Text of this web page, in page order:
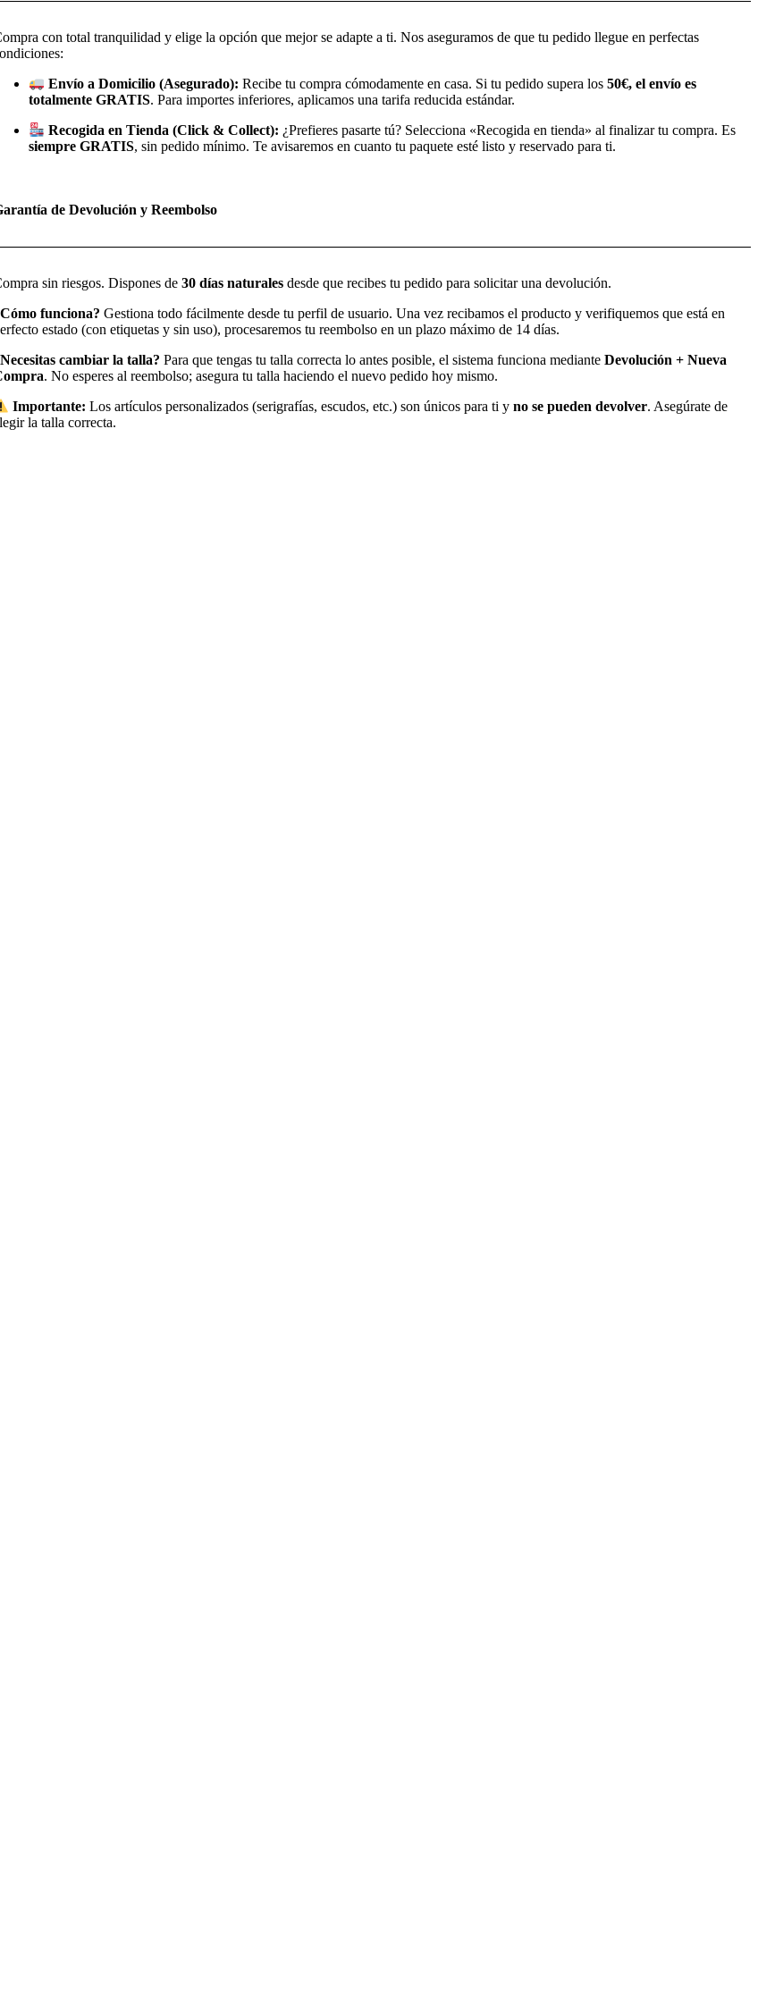
con total tranquilidad y elige la opción que mejor se adapte a ti. Nos aseguramos de que tu pedido llegue en perfectas
Envío a Domicilio (Asegurado): Recibe tu compra cómodamente en casa. Si tu pedido supera los50€, el envío es
totalmente GRATIS. Para importes inferiores, aplicamos una tarifa reducida estándar.
Recogida en Tienda (Click & Collect): ¿Prefieres pasarte tú? Selecciona «Recogida en tienda» al finalizar tu compra. Es
siempre GRATIS, sin pedido mínimo. Te avisaremos en cuanto tu paquete esté listo y reservado para ti.
de Devolución y Reembolso
sin riesgos. Dispones de 30 días naturales desde que recibes tu pedido para solicitar una devolución.
funciona? Gestiona todo fácilmente desde tu perfil de usuario. Una vez recibamos el producto y verifiquemos que está en
estado (con etiquetas y sin uso), procesaremos tu reembolso en un plazo máximo de 14 días.
cambiar la talla? Para que tengas tu talla correcta lo antes posible, el sistema funciona mediante Devolución + Nueva
. No esperes al reembolso; asegura tu talla haciendo el nuevo pedido hoy mismo.
Importante: Los artículos personalizados (serigrafías, escudos, etc.) son únicos para ti yno se pueden devolver. Asegúrate de
la talla correcta.